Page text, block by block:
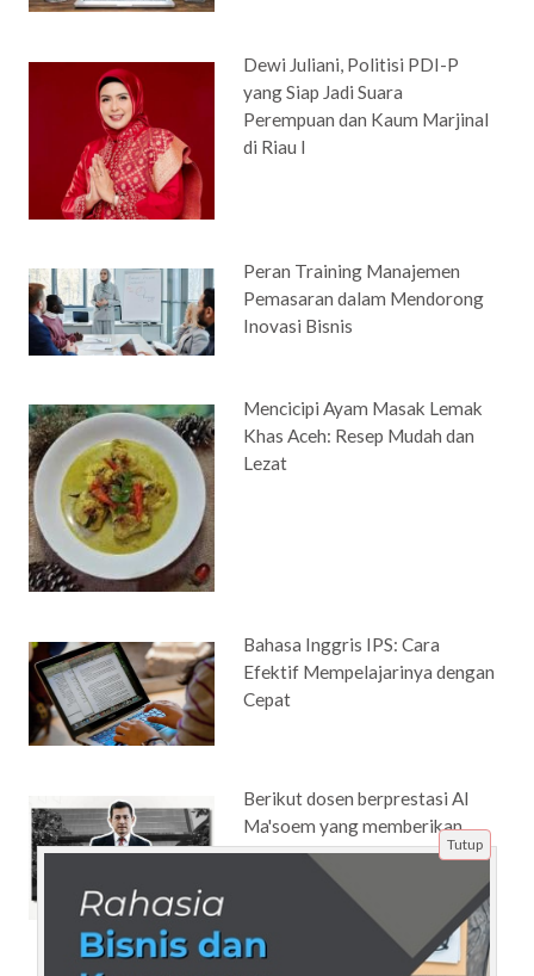
Dewi Juliani, Politisi PDI-P
yang Siap Jadi Suara
Perempuan dan Kaum Marjinal
di Riau I
Peran Training Manajemen
Pemasaran dalam Mendorong
Inovasi Bisnis
Mencicipi Ayam Masak Lemak
Khas Aceh: Resep Mudah dan
Lezat
Bahasa Inggris IPS: Cara
Efektif Mempelajarinya dengan
Cepat
Berikut dosen berprestasi Al
Ma'soem yang memberikan
kontribusi nyata melalui
berbagai pencapaian akademik
dan penelitian unggulan
Tutup